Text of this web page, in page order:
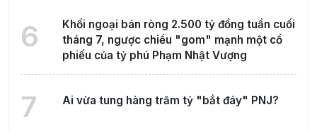
6
Khối ngoại bán ròng 2.500 tỷ đồng tuần cuối
tháng 7, ngược chiều "gom" mạnh một cổ
phiếu của tỷ phú Phạm Nhật Vượng
7 Ai vừa tung hàng trăm tỷ "bắt đáy" PNJ?